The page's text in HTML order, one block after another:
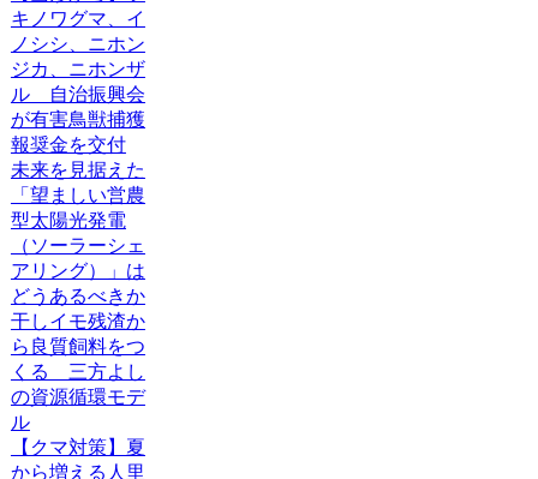
キノワグマ、イ
ノシシ、ニホン
ジカ、ニホンザ
ル 自治振興会
が有害鳥獣捕獲
報奨金を交付
未来を見据えた
「望ましい営農
型太陽光発電
（ソーラーシェ
アリング）」は
どうあるべきか
干しイモ残渣か
ら良質飼料をつ
くる 三方よし
の資源循環モデ
ル
【クマ対策】夏
から増える人里